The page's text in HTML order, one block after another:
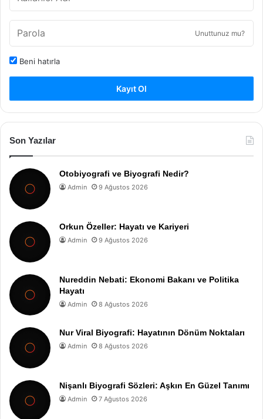
Unuttunuz mu?
Beni hatırla
Kayıt Ol
Son Yazılar
Otobiyografi ve Biyografi Nedir?
Admin 9 Ağustos 2026
Orkun Özeller: Hayatı ve Kariyeri
Admin 9 Ağustos 2026
Nureddin Nebati: Ekonomi Bakanı ve Politika
Hayatı
Admin 8 Ağustos 2026
Nur Viral Biyografi: Hayatının Dönüm Noktaları
Admin 8 Ağustos 2026
Nişanlı Biyografi Sözleri: Aşkın En Güzel Tanımı
Admin 7 Ağustos 2026